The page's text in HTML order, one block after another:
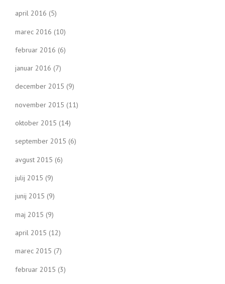
april 2016 (5)
marec 2016 (10)
februar 2016 (6)
januar 2016 (7)
december 2015 (9)
november 2015 (11)
oktober 2015 (14)
september 2015 (6)
avgust 2015 (6)
julij 2015 (9)
junij 2015 (9)
maj 2015 (9)
april 2015 (12)
marec 2015 (7)
februar 2015 (3)